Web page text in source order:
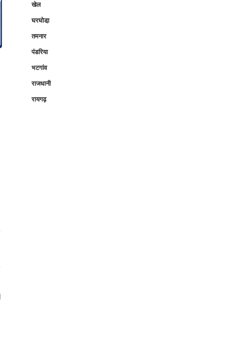
खेल
घरघोडा़
तमनार
पंडरिया
भटगांव
राजधानी
रायगढ़